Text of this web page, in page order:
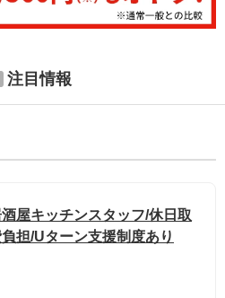
注目情報
屋キッチンスタッフ/休日取
担/Uターン支援制度あり